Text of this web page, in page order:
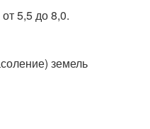
5,5 до 8,0.
земель